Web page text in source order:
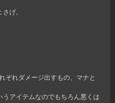
げ。
ぞれダメージ出すもの、マナと
アイテムなのでもちろん悪くは